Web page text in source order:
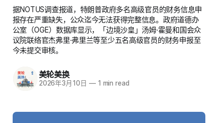
据NOTUS调查报道，特朗普政府多名高级官员的财务信息申
报存在严重缺失，公众迄今无法获得完整信息。政府道德办
公室（OGE）数据库显示，「边境沙皇」汤姆·霍曼和国会众
议院联络官杰弗里·弗里兰等至少五名高级官员的财务申报至
今未提交审核。
美轮美换
2026年3月10日 —1 min read